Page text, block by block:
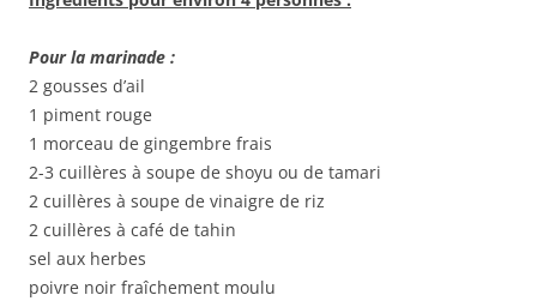
Pour la marinade :
2 gousses d’ail
1 piment rouge
1 morceau de gingembre frais
2-3 cuillères à soupe de shoyu ou de tamari
2 cuillères à soupe de vinaigre de riz
2 cuillères à café de tahin
sel aux herbes
poivre noir fraîchement moulu